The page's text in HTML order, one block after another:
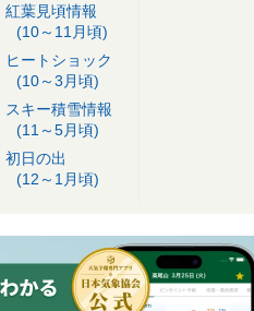
紅葉見頃情報
(10～11月頃)
ヒートショック
(10～3月頃)
スキー積雪情報
(11～5月頃)
初日の出
(12～1月頃)